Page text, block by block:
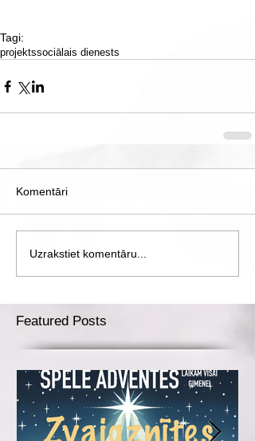
Tagi:
projektssociālais dienests
Komentāri
Uzrakstiet komentāru...
Featured Posts